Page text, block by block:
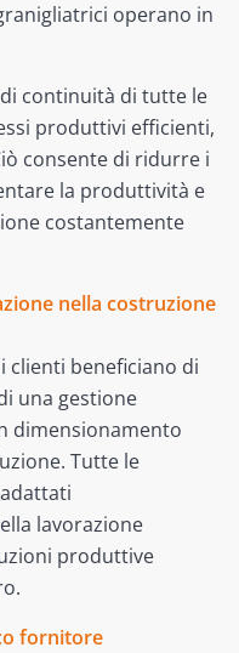
operano in
continuità di tutte le
produttivi efficienti,
consente di ridurre i
la produttività e
costantemente
nella costruzione
clienti beneficiano di
una gestione
dimensionamento
Tutte le
lavorazione
produttive
fornitore